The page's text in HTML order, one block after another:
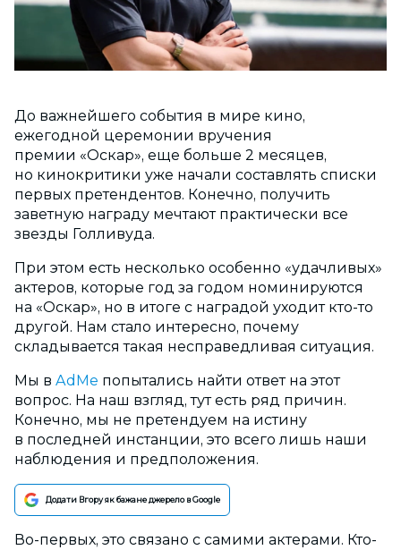
До важнейшего события в мире кино,
ежегодной церемонии вручения
премии «Оскар», еще больше 2 месяцев,
но кинокритики уже начали составлять списки
первых претендентов. Конечно, получить
заветную награду мечтают практически все
звезды Голливуда.
При этом есть несколько особенно «удачливых»
актеров, которые год за годом номинируются
на «Оскар», но в итоге с наградой уходит кто-то
другой. Нам стало интересно, почему
складывается такая несправедливая ситуация.
Мы в AdMe попытались найти ответ на этот
вопрос. На наш взгляд, тут есть ряд причин.
Конечно, мы не претендуем на истину
в последней инстанции, это всего лишь наши
наблюдения и предположения.
Додати Вгору як бажане джерело в Google
Во-первых, это связано с самими актерами. Кто-